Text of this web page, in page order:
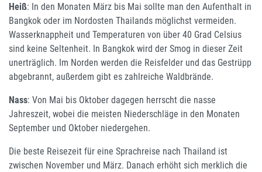
Heiß: In den Monaten März bis Mai sollte man den Aufenthalt in
Bangkok oder im Nordosten Thailands möglichst vermeiden.
Wasserknappheit und Temperaturen von über 40 Grad Celsius
sind keine Seltenheit. In Bangkok wird der Smog in dieser Zeit
unerträglich. Im Norden werden die Reisfelder und das Gestrüpp
abgebrannt, außerdem gibt es zahlreiche Waldbrände.
Nass: Von Mai bis Oktober dagegen herrscht die nasse
Jahreszeit, wobei die meisten Niederschläge in den Monaten
September und Oktober niedergehen.
Die beste Reisezeit für eine Sprachreise nach Thailand ist
zwischen November und März. Danach erhöht sich merklich die